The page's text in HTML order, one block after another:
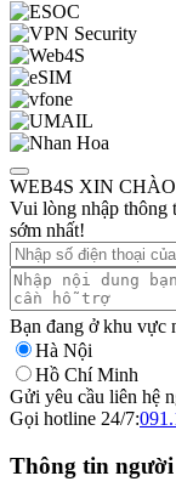
WEB4S XIN
Vui lòng nhập thông
sớm nhất!
Bạn đang ở khu vực
Hà Nội
Hồ Chí Minh
Gửi yêu cầu liên hệ
Gọi hotline 24/7:
Thông tin